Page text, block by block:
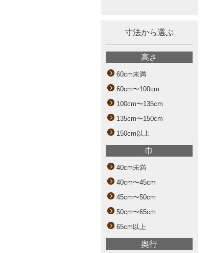
寸法から選ぶ
高さ
60cm未満
60cm〜100cm
100cm〜135cm
135cm〜150cm
150cm以上
巾
40cm未満
40cm〜45cm
45cm〜50cm
50cm〜65cm
65cm以上
奥行